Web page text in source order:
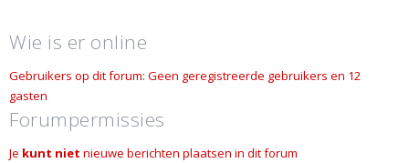
Wie is er online
Gebruikers op dit forum: Geen geregistreerde gebruikers en 12
gasten
Forumpermissies
Je kunt niet nieuwe berichten plaatsen in dit forum